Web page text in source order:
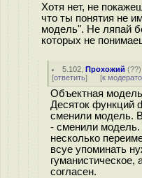
Хотя нет, не
что ты понятия не
модель". Не ляпай
которых не
5.102 ,Прохожий (??
[ответить] [к
Объектная
Десяток функций
сменили модель.
- сменили
несколько
всуе упоминать
гуманистическое,
согласен.